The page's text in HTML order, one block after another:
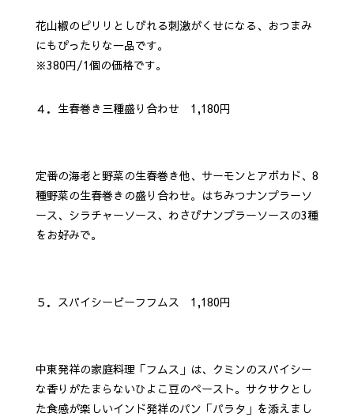
花山椒のピリリとしびれる刺激がくせになる、おつまみ
にもぴったりな一品です。
※380円/1個の価格です。
４．生春巻き三種盛り合わせ 1,180円
定番の海老と野菜の生春巻き他、サーモンとアボカド、8
種野菜の生春巻きの盛り合わせ。はちみつナンプラーソ
ース、シラチャーソース、わさびナンプラーソースの3種
をお好みで。
５．スパイシービーフフムス 1,180円
中東発祥の家庭料理「フムス」は、クミンのスパイシー
な香りがたまらないひよこ豆のペースト。サクサクとし
た食感が楽しいインド発祥のパン「パラタ」を添えまし